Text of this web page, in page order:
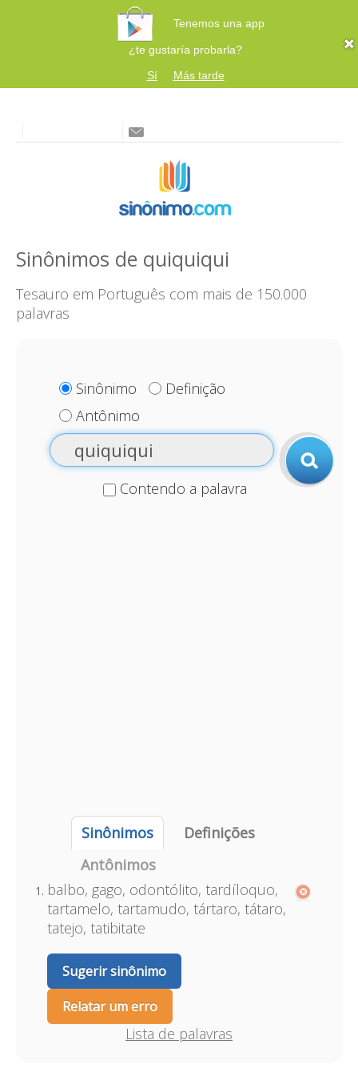
Tenemos una app
¿te gustaría probarla?
Sí
Más tarde
Sinônimos de quiquiqui
Tesauro em Português com mais de 150.000
palavras
Sinônimo
Definição
Antônimo
Contendo a palavra
Sinônimos
Definições
Antônimos
balbo, gago, odontólito, tardíloquo,
tartamelo, tartamudo, tártaro, tátaro,
tatejo, tatibitate
Sugerir sinônimo
Relatar um erro
Lista de palavras